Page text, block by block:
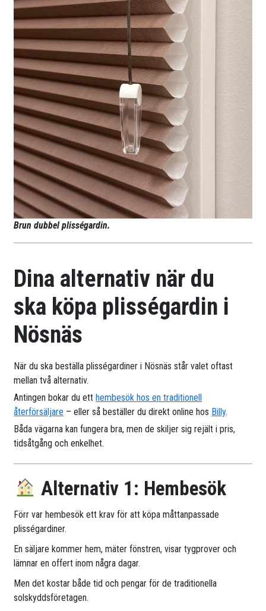
Brun dubbel plisségardin.
Dina alternativ när du
ska köpa plisségardin i
Nösnäs
När du ska beställa plisségardiner i Nösnäs står valet oftast
mellan två alternativ.
Antingen bokar du etthembesök hos en traditionell
återförsäljare – eller så beställer du direkt online hos Billy.
Båda vägarna kan fungera bra, men de skiljer sig rejält i pris,
tidsåtgång och enkelhet.
Alternativ 1: Hembesök
Förr var hembesök ett krav för att köpa måttanpassade
plisségardiner.
En säljare kommer hem, mäter fönstren, visar tygprover och
lämnar en offert inom några dagar.
Men det kostar både tid och pengar för de traditionella
solskyddsföretagen.